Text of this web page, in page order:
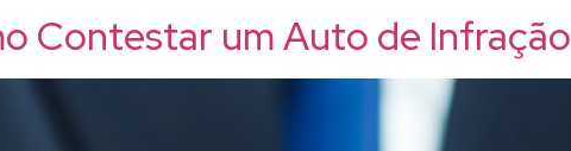
Contestar um Auto de Infração